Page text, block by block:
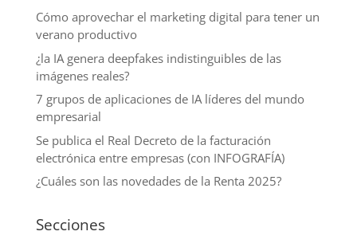
Cómo aprovechar el marketing digital para tener un
verano productivo
¿la IA genera deepfakes indistinguibles de las
imágenes reales?
7 grupos de aplicaciones de IA líderes del mundo
empresarial
Se publica el Real Decreto de la facturación
electrónica entre empresas (con INFOGRAFÍA)
¿Cuáles son las novedades de la Renta 2025?
Secciones